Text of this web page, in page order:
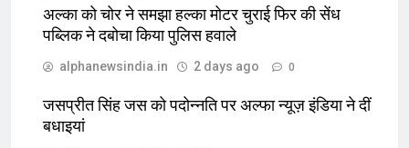
अल्का को चोर ने समझा हल्का मोटर चुराई फिर की सेंध
पब्लिक ने दबोचा किया पुलिस हवाले
alphanewsindia.in 2 days ago 0
जसप्रीत सिंह जस को पदोन्नति पर अल्फा न्यूज़ इंडिया ने दीं
बधाइयां